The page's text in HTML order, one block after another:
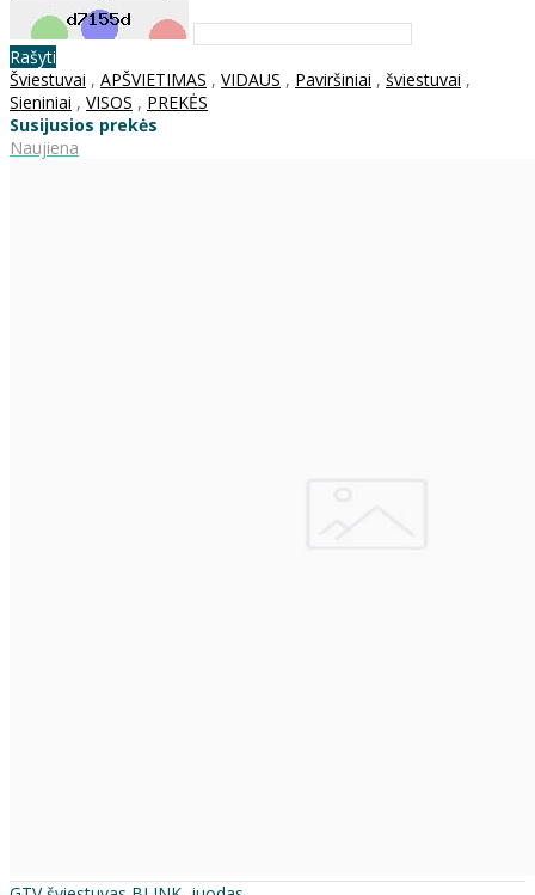
Rašyti
Šviestuvai , APŠVIETIMAS , VIDAUS , Paviršiniai , šviestuvai ,
Sieniniai , VISOS , PREKĖS
Susijusios prekės
Naujiena